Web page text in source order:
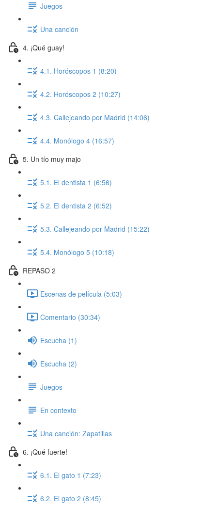
Juegos
Una canción
4. ¡Qué guay!
4.1. Horóscopos 1 (8:20)
4.2. Horóscopos 2 (10:27)
4.3. Callejeando por Madrid (14:06)
4.4. Monólogo 4 (16:57)
5. Un tío muy majo
5.1. El dentista 1 (6:56)
5.2. El dentista 2 (6:52)
5.3. Callejeando por Madrid (15:22)
5.4. Monólogo 5 (10:18)
REPASO 2
Escenas de película (5:03)
Comentario (30:34)
Escucha (1)
Escucha (2)
Juegos
En contexto
Una canción: Zapatillas
6. ¡Qué fuerte!
6.1. El gato 1 (7:23)
6.2. El gato 2 (8:45)